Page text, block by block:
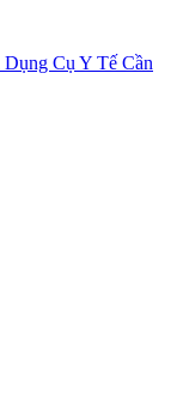
Dụng Cụ Y Tế Cần